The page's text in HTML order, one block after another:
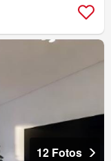
12 Fotos